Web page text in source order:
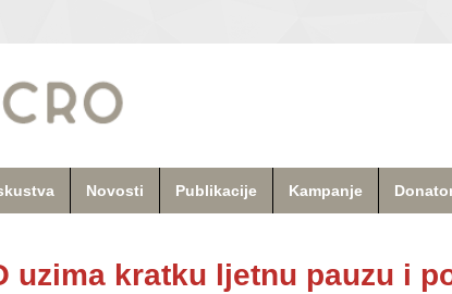
Novosti Publikacije Kampanje
uzima kratku ljetnu pauzu i